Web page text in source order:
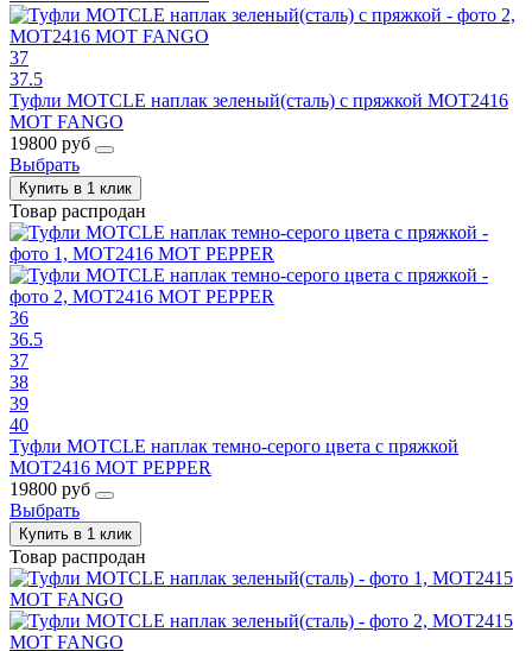
37
37.5
Туфли MOTCLE наплак зеленый(сталь) с пряжкой MOT2416
MOT FANGO
19800 руб
Выбрать
Купить в 1 клик
Товар распродан
36
36.5
37
38
39
40
Туфли MOTCLE наплак темно-серого цвета с пряжкой
MOT2416 MOT PEPPER
19800 руб
Выбрать
Купить в 1 клик
Товар распродан